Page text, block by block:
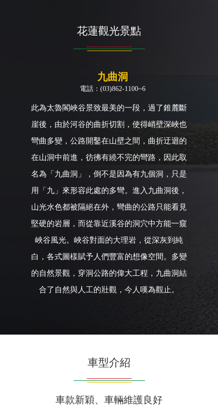
花蓮觀光景點
九曲洞
電話：(03)862-1100~6
此為太魯閣峽谷景致最美的一段，過了錐麓斷
崖後，由於河谷的曲折切割，使得峭壁深峽也
彎曲多變，公路開鑿在山壁之間，曲折迂迴的
在山洞中前進，彷彿有繞不完的彎路，因此取
名為「九曲洞」，倒不是因為有九個洞，只是
用「九」來形容此處的多彎。進入九曲洞後，
山光水色都被隔絕在外，彎曲的公路只能看見
堅硬的岩層，而從靠近溪谷的洞穴中方能一窺
峽谷風光。峽谷對面的大理岩，從深灰到純
白，各式圖樣賦予人們豐富的想像空間。多變
的自然景觀，穿洞公路的偉大工程，九曲洞結
合了自然與人工的壯觀，今人嘆為觀止。
車型介紹
車款新穎、車輛維護良好